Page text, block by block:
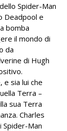
Spider-Man
Deadpool e
bomba
il mondo di
da
di Hugh
sia lui che
Terra –
sua Terra
Charles
Spider-Man